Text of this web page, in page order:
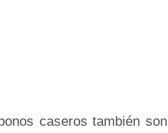
caseros también son